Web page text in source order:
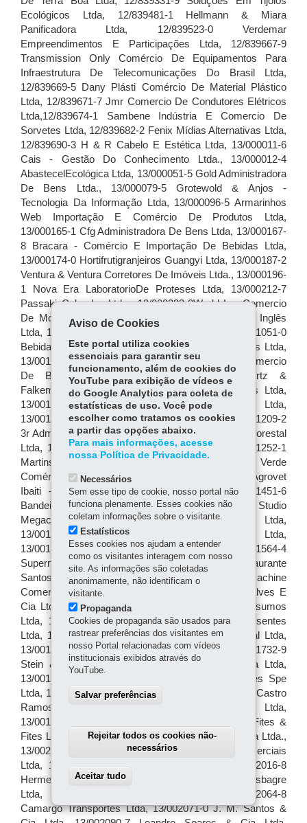
Aviso de Cookies
Este portal utiliza cookies
essenciais para garantir seu
funcionamento, além de cookies do
YouTube para exibição de vídeos e
do Google Analytics para coleta de
estatísticas de uso. Você pode
escolher como tratamos os cookies
a partir das opções abaixo.
Para mais informações, acesse
nossa Política de Privacidade.
Necessários
Sem esse tipo de cookie, nosso portal não
funciona plenamente. Esses cookies não
coletam informações sobre o visitante.
Estatísticos
Esses cookies nos ajudam a entender
como os visitantes interagem com nosso
site. As informações são coletadas
anonimamente, não identificam o
visitante.
Propaganda
Cookies de propaganda são usados para
rastrear preferências dos visitantes em
nosso Portal relacionadas com vídeos
institucionais exibidos através do
YouTube.
Salvar preferências
Rejeitar todos os cookies não-
necessários
Aceitar tudo